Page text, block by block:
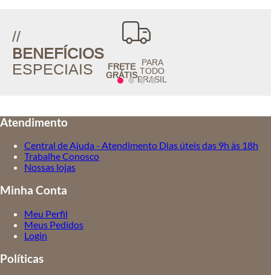
//
BENEFÍCIOS
ESPECIAIS
FRETE
GRÁTIS
PARA
TODO
BRASIL
Atendimento
Central de Ajuda - Atendimento Dias úteis das 9h às 18h
Trabalhe Conosco
Nossas lojas
Minha Conta
Meu Perfil
Meus Pedidos
Login
Políticas